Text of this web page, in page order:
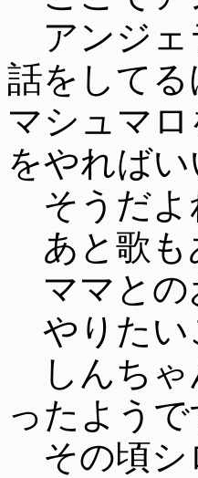
アンジェ
話をして
マシュマ
をやれば
そうだよ
あと歌も
ママとの
やりたい
しんちゃ
ったようで
その頃シ